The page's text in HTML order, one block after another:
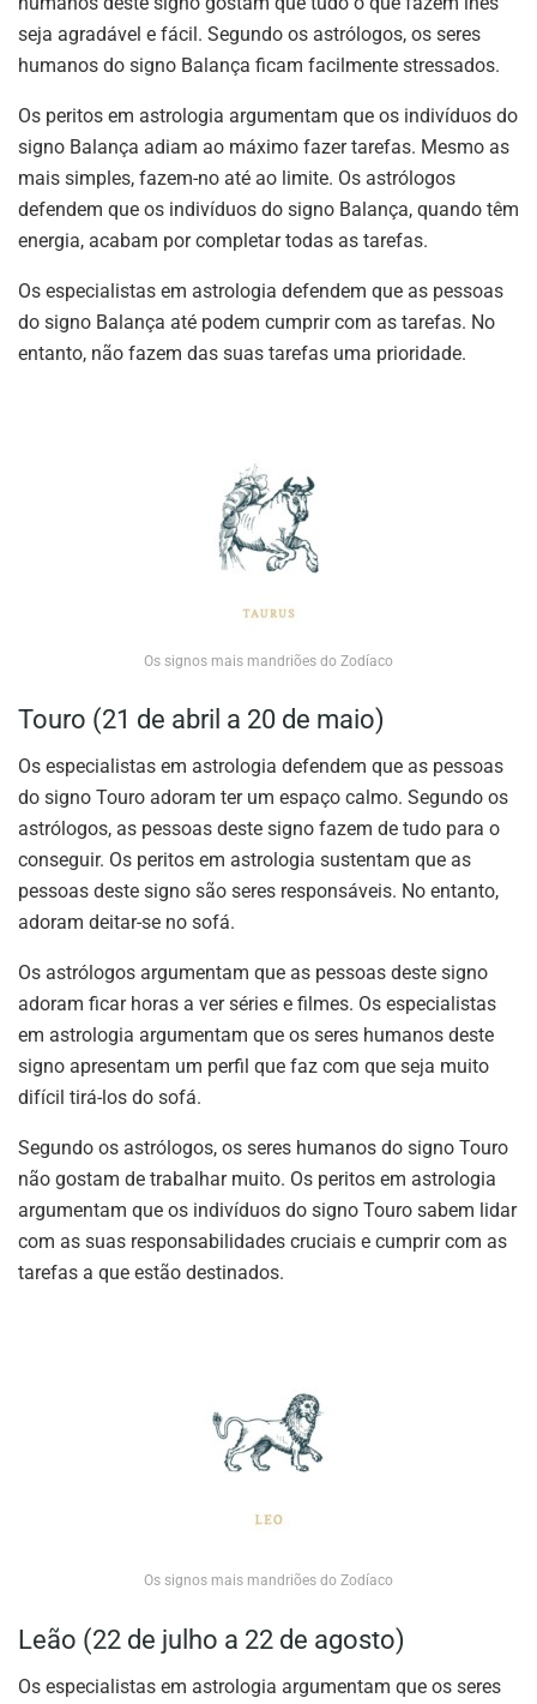
seja agradável e fácil. Segundo os astrólogos, os seres
humanos do signo Balança ficam facilmente stressados.
Os peritos em astrologia argumentam que os indivíduos do
signo Balança adiam ao máximo fazer tarefas. Mesmo as
mais simples, fazem-no até ao limite. Os astrólogos
defendem que os indivíduos do signo Balança, quando têm
energia, acabam por completar todas as tarefas.
Os especialistas em astrologia defendem que as pessoas
do signo Balança até podem cumprir com as tarefas. No
entanto, não fazem das suas tarefas uma prioridade.
Os signos mais mandriões do Zodíaco
Touro (21 de abril a 20 de maio)
Os especialistas em astrologia defendem que as pessoas
do signo Touro adoram ter um espaço calmo. Segundo os
astrólogos, as pessoas deste signo fazem de tudo para o
conseguir. Os peritos em astrologia sustentam que as
pessoas deste signo são seres responsáveis. No entanto,
adoram deitar-se no sofá.
Os astrólogos argumentam que as pessoas deste signo
adoram ficar horas a ver séries e filmes. Os especialistas
em astrologia argumentam que os seres humanos deste
signo apresentam um perfil que faz com que seja muito
difícil tirá-los do sofá.
Segundo os astrólogos, os seres humanos do signo Touro
não gostam de trabalhar muito. Os peritos em astrologia
argumentam que os indivíduos do signo Touro sabem lidar
com as suas responsabilidades cruciais e cumprir com as
tarefas a que estão destinados.
Os signos mais mandriões do Zodíaco
Leão (22 de julho a 22 de agosto)
Os especialistas em astrologia argumentam que os seres